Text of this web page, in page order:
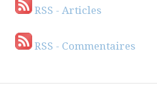
RSS - Articles
RSS - Commentaires